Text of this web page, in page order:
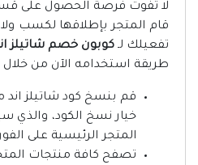
لا تفوت فرصة الحصول على
قام المتجر بإطلاقها لكسب
تفعيلك لـ كوبون خصم شاتيلز
طريقة استخدامه الآن من خلال
قم بنسخ كود شاتيلز
خيار نسخ الكود، والذي
المتجر الرئيسية على
تصفح كافة منتجات